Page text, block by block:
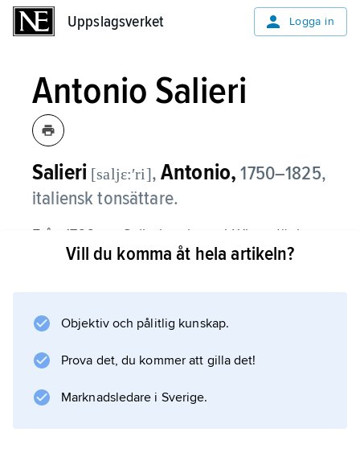
Uppslagsverket Logga in
Antonio Salieri
Salieri [saljɛ:ʹri],Antonio, 1750–1825,
italiensk tonsättare.
Från 1766 var Salieri verksam i Wien, där han
fick en ledande roll i stadens musikliv, som
undervisade bl.a. Beethoven och Schubert.
t.ex. i hans största framgång
Tarare
(Paris 1787, omarbetad för
Vill du komma åt hela artikeln?
Objektiv och pålitlig kunskap.
Prova det, du kommer att gilla det!
Marknadsledare i Sverige.